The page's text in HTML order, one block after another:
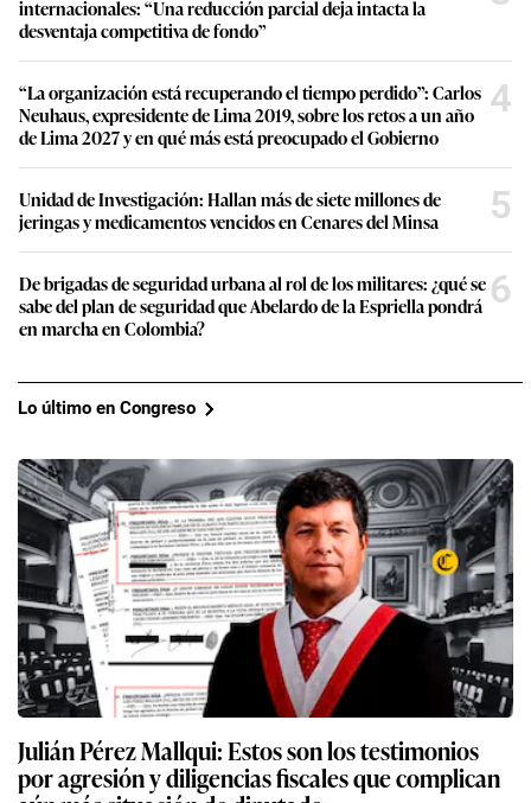
internacionales: “Una reducción parcial deja intacta la
desventaja competitiva de fondo”
“La organización está recuperando el tiempo perdido”: Carlos
Neuhaus, expresidente de Lima 2019, sobre los retos a un año
de Lima 2027 y en qué más está preocupado el Gobierno
4
Unidad de Investigación: Hallan más de siete millones de
jeringas y medicamentos vencidos en Cenares del Minsa
5
De brigadas de seguridad urbana al rol de los militares: ¿qué se
sabe del plan de seguridad que Abelardo de la Espriella pondrá
en marcha en Colombia?
6
Lo último en Congreso
Julián Pérez Mallqui: Estos son los testimonios
por agresión y diligencias fiscales que complican